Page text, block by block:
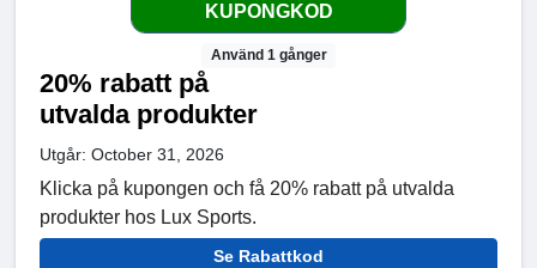
KUPONGKOD
Använd 1 gånger
20% rabatt på
utvalda produkter
Utgår: October 31, 2026
Klicka på kupongen och få 20% rabatt på utvalda
produkter hos Lux Sports.
Se Rabattkod